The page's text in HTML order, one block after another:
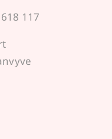
117